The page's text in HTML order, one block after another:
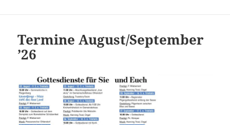
Termine August/September
’26